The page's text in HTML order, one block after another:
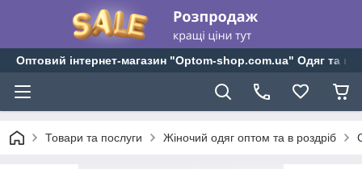
Оптовий інтернет-магазин "Optom-shop.com.ua" Одяг та
Товари та послуги Жіночий одяг оптом та в роздріб